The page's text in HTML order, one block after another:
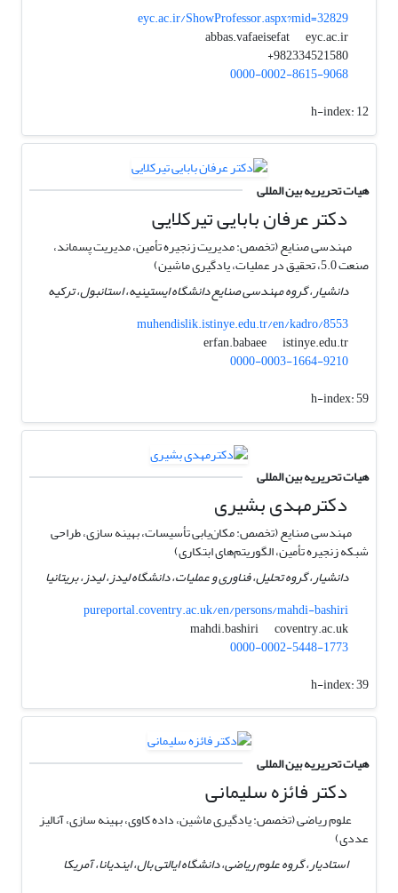
eyc.ac.ir/ShowProfessor.aspx?mid=32829
abbas.vafaeisefat
eyc.ac.ir
982334521580+
0000-0002-8615-9068
h-index:12
هیات تحریریه بین المللی
دکتر عرفان بابایی تیرکلایی
مهندسی صنایع (تخصص: مدیریت زنجیره تأمین، مدیریت پسماند،
صنعت 5.0، تحقیق در عملیات، یادگیری ماشین)
دانشیار، گروه مهندسی صنایع دانشگاه ایستینیه، استانبول، ترکیه
muhendislik.istinye.edu.tr/en/kadro/8553
erfan.babaee
istinye.edu.tr
0000-0003-1664-9210
h-index:59
هیات تحریریه بین المللی
دکترمهدی بشیری
مهندسی صنایع (تخصص: مکان‌یابی تأسیسات، بهینه سازی، طراحی
شبکه زنجیره تأمین، الگوریتم‌های ابتکاری)
دانشیار، گروه تحلیل، فناوری و عملیات، دانشگاه لیدز، لیدز، بریتانیا
pureportal.coventry.ac.uk/en/persons/mahdi-bashiri
mahdi.bashiri
coventry.ac.uk
0000-0002-5448-1773
h-index:39
هیات تحریریه بین المللی
دکتر فائزه سلیمانی
علوم ریاضی (تخصص: یادگیری ماشین، داده کاوی، بهینه سازی، آنالیز
عددی)
استادیار، گروه علوم ریاضی، دانشگاه ایالتی بال، ایندیانا، آمریکا